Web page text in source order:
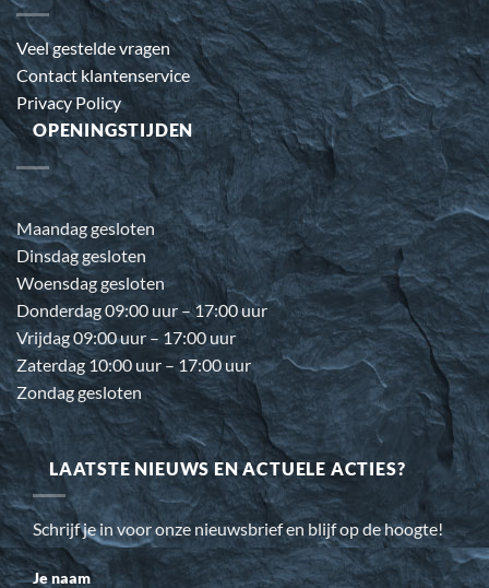
Veel gestelde vragen
Contact klantenservice
Privacy Policy
OPENINGSTIJDEN
Maandag gesloten
Dinsdag gesloten
Woensdag gesloten
Donderdag 09:00 uur – 17:00 uur
Vrijdag 09:00 uur – 17:00 uur
Zaterdag 10:00 uur – 17:00 uur
Zondag gesloten
LAATSTE NIEUWS EN ACTUELE ACTIES?
Schrijf je in voor onze nieuwsbrief en blijf op de hoogte!
Je naam